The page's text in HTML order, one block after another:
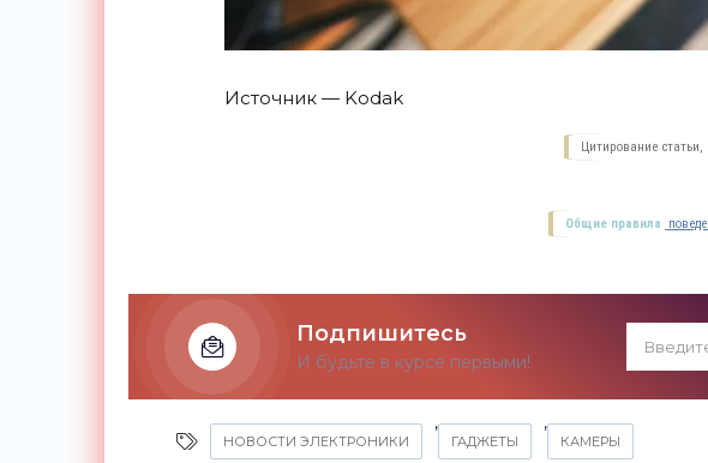
Источник — Kodak
Цитирование
Общие правила
Подпишитесь
И будьте в курсе первыми!
НОВОСТИ ЭЛЕКТРОНИКИ
,
ГАДЖЕТЫ
,
КАМЕРЫ